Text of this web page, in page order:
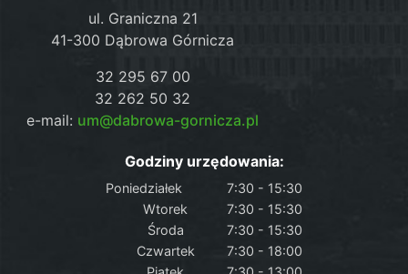
ul. Graniczna 21
41-300 Dąbrowa Górnicza
32 295 67 00
32 262 50 32
e-mail: um@dabrowa-gornicza.pl
Godziny urzędowania:
Poniedziałek
7:30 - 15:30
Wtorek
7:30 - 15:30
Środa
7:30 - 15:30
Czwartek
7:30 - 18:00